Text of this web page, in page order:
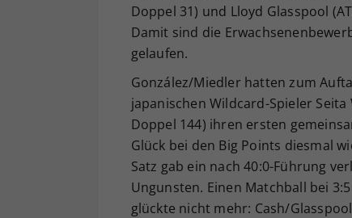
Doppel 31) und Lloyd Glasspool
Damit sind die
gelaufen.
González/Miedler hatten zum
japanischen Wildcard-Spieler Seita
Doppel 144) ihren ersten
Glück bei den Big Points diesmal
Satz gab ein nach 40:0-Führung
Ungunsten. Einen Matchball bei
glückte nicht mehr: Cash/